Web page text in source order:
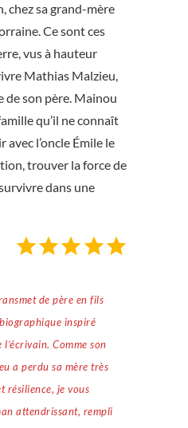
chez sa grand-mère
Ce sont ces
vus à hauteur
Mathias Malzieu,
de son père. Mainou
qu’il ne connaît
avec l’oncle Émile le
trouver la force de
dans une
inspiré
Comme son
a perdu sa mère très
résilience, je vous
attendrissant, rempli